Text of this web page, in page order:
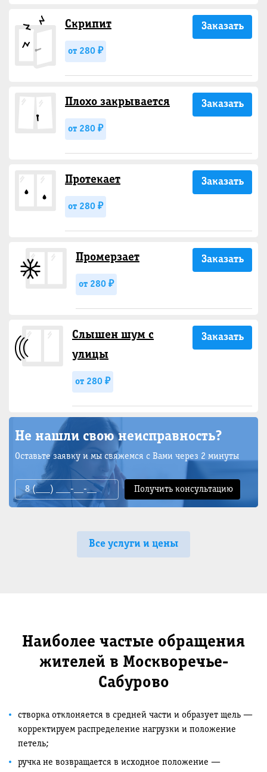
Скрипит
от 280 ₽
Заказать
Плохо закрывается
от 280 ₽
Заказать
Протекает
от 280 ₽
Заказать
Промерзает
от 280 ₽
Заказать
Слышен шум с
улицы
от 280 ₽
Заказать
Не нашли свою неисправность?
Оставьте заявку и мы свяжемся с Вами через 2 минуты
Все услуги и цены
Наиболее частые обращения
жителей в Москворечье-
Сабурово
створка отклоняется в средней части и образует щель —
корректируем распределение нагрузки и положение
петель;
ручка не возвращается в исходное положение —